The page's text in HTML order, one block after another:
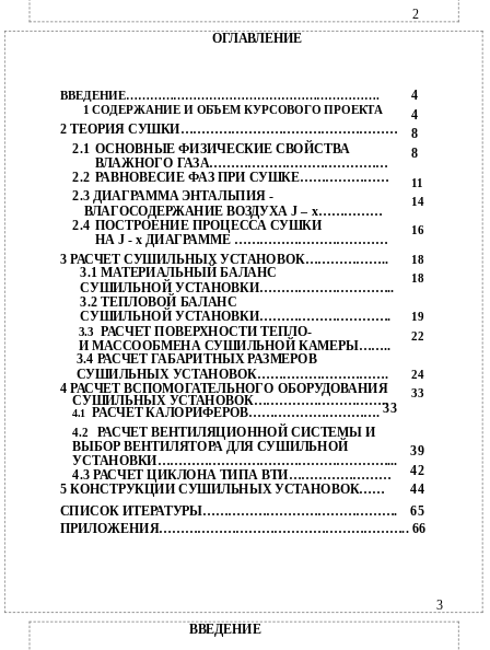
2
ОГЛАВЛЕНИЕ
ВВЕДЕНИЕ………………………………………………………. 4
1 СОДЕРЖАНИЕ И ОБЪЕМ КУРСОВОГО ПРОЕКТА
4
2 ТЕОРИЯ СУШКИ……………………………………………
8
2.1 ОСНОВНЫЕ ФИЗИЧЕСКИЕ СВОЙСТВА 8
ВЛАЖНОГО ГАЗА……………………………………
2.2 РАВНОВЕСИЕ ФАЗ ПРИ СУШКЕ………………… 11
2.3 ДИАГРАММА ЭНТАЛЬПИЯ - 14
ВЛАГОСОДЕРЖАНИЕ ВОЗДУХА J – x……………
2.4 ПОСТРОЕНИЕ ПРОЦЕССА СУШКИ 16
НА J - х ДИАГРАММЕ ………………………………
3 РАСЧЕТ СУШИЛЬНЫХ УСТАНОВОК………………..
18
3.1 МАТЕРИАЛЬНЫЙ БАЛАНС 18
СУШИЛЬНОЙ УСТАНОВКИ…………………………..
3.2 ТЕПЛОВОЙ БАЛАНС
СУШИЛЬНОЙ УСТАНОВКИ………………………….
19
3.3
РАСЧЕТ ПОВЕРХНОСТИ ТЕПЛО- 22
И МАССООБМЕНА СУШИЛЬНОЙ КАМЕРЫ……..
3.4 РАСЧЕТ ГАБАРИТНЫХ РАЗМЕРОВ
СУШИЛЬНЫХ УСТАНОВОК………………………….
24
4 РАСЧЕТ ВСПОМОГАТЕЛЬНОГО ОБОРУДОВАНИЯ 33
СУШИЛЬНЫХ УСТАНОВОК…………………………..
4.1 РАСЧЕТ КАЛОРИФЕРОВ………………………….33
4.2
РАСЧЕТ ВЕНТИЛЯЦИОННОЙ СИСТЕМЫ И
ВЫБОР ВЕНТИЛЯТОРА ДЛЯ СУШИЛЬНОЙ
39
УСТАНОВКИ………………………………………………...
42
4.3 РАСЧЕТ ЦИКЛОНА ТИПА ВТИ……………………
5 КОНСТРУКЦИИ СУШИЛЬНЫХ УСТАНОВОК……
44
СПИСОК ИТЕРАТУРЫ………………………………………. 65
ПРИЛОЖЕНИЯ………………………………………………….. 66
3
ВВЕДЕНИЕ